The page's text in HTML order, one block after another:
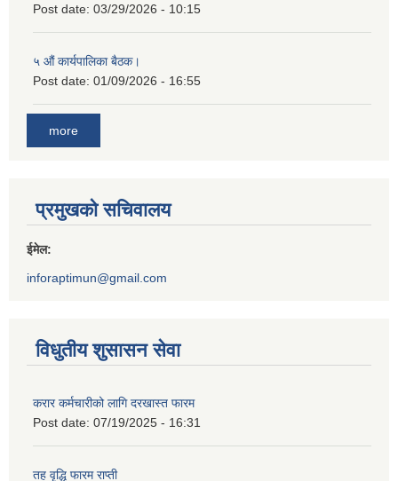
Post date: 03/29/2026 - 10:15
५ औं कार्यपालिका बैठक।
Post date: 01/09/2026 - 16:55
more
प्रमुखको सचिवालय
ईमेल:
inforaptimun@gmail.com
विधुतीय शुसासन सेवा
करार कर्मचारीको लागि दरखास्त फारम
Post date: 07/19/2025 - 16:31
तह वृद्धि फारम राप्ती